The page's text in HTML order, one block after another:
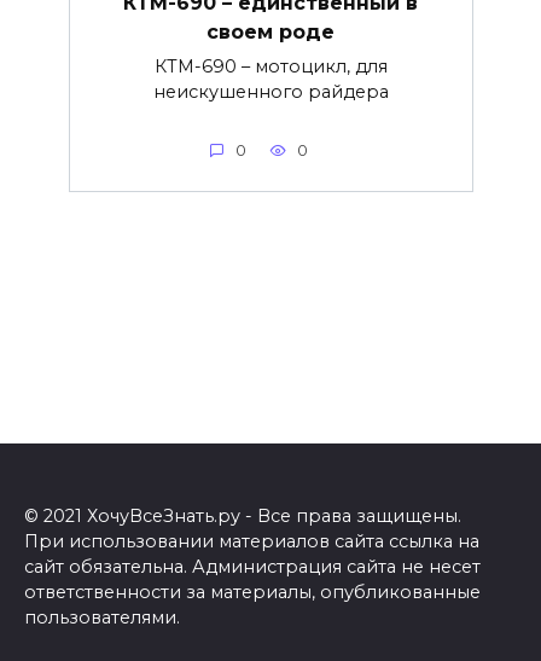
своем роде
КТМ-690 – мотоцикл, для
неискушенного райдера
0 0
© 2021 ХочуВсеЗнать.ру - Все права защищены.
При использовании материалов сайта ссылка на
сайт обязательна. Администрация сайта не несет
ответственности за материалы, опубликованные
пользователями.